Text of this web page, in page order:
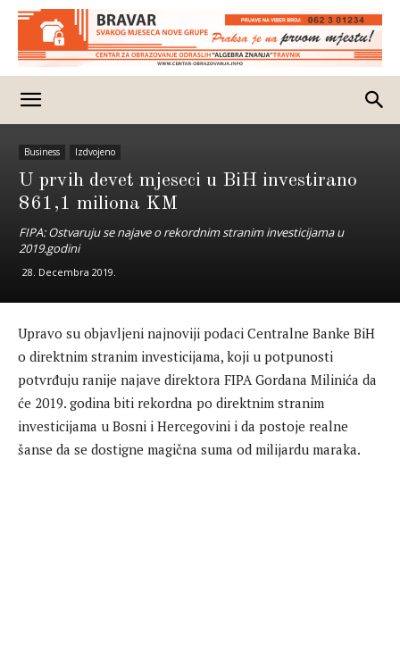
Business Izdvojeno
U prvih devet mjeseci u BiH investirano
861,1 miliona KM
FIPA: Ostvaruju se najave o rekordnim stranim investicijama u
2019.godini
28. Decembra 2019.
Upravo su objavljeni najnoviji podaci Centralne Banke BiH
o direktnim stranim investicijama, koji u potpunosti
potvrđuju ranije najave direktora FIPA Gordana Milinića da
će 2019. godina biti rekordna po direktnim stranim
investicijama u Bosni i Hercegovini i da postoje realne
šanse da se dostigne magična suma od milijardu maraka.